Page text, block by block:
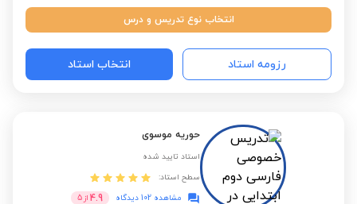
انتخاب نوع تدریس و درس
رزومه استاد انتخاب استاد
حوریه موسوی
استاد تایید شده
سطح استاد:
مشاهده 102 دیدگاه
4.9 از 5